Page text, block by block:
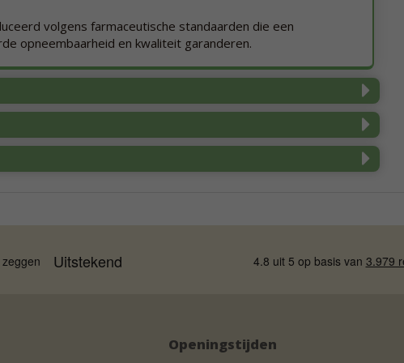
volgens farmaceutische standaarden die een
opneembaarheid en kwaliteit garanderen.
Openingstijden